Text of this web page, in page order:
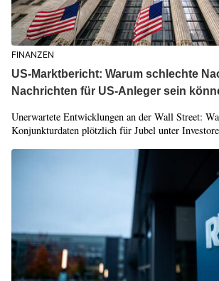
FINANZEN
US-Marktbericht: Warum schlechte
Nachrichten für US-Anleger sein
Unerwartete Entwicklungen an der Wall Street:
Konjunkturdaten plötzlich für Jubel unter